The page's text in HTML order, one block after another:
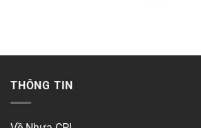
THÔNG TIN